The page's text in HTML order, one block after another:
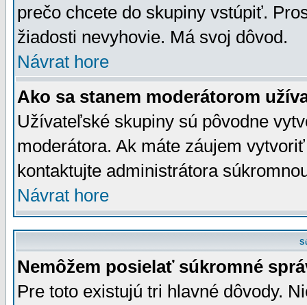
prečo chcete do skupiny vstúpiť.
žiadosti nevyhovie. Má svoj dôvod.
Návrat hore
Ako sa stanem moderátorom
Užívateľské skupiny sú pôvodne
moderátora. Ak máte záujem
kontaktujte administrátora
Návrat hore
Nemôžem posielať súkromné
Pre toto existujú tri hlavné dôvody.